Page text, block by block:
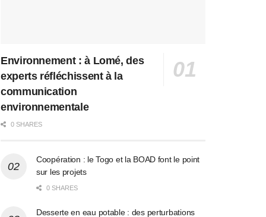
Environnement : à Lomé, des
experts réfléchissent à la
communication
environnementale
0 SHARES
Coopération : le Togo et la BOAD font le point
sur les projets
0 SHARES
Desserte en eau potable : des perturbations